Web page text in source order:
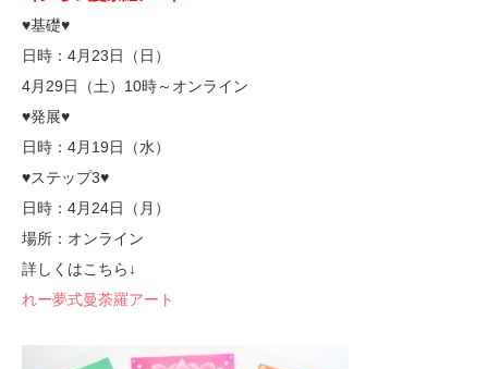
♥基礎♥
日時：4月23日（日）
4月29日（土）10時～オンライン
♥発展♥
日時：4月19日（水）
♥ステップ3♥
日時：4月24日（月）
場所：オンライン
詳しくはこちら↓
れー夢式曼荼羅アート